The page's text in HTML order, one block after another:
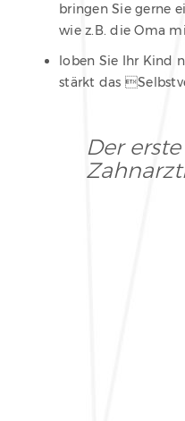
bringen Sie gerne
wie z.B. die Oma
loben Sie Ihr Kind
stärkt das
Der erste